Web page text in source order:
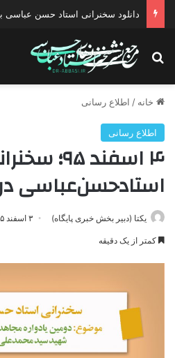
دانلود سخنرانی استاد حسن عباسی با
جستجو برای
خانه / اطلاع رسانی
اطلاع رسانی
۴ اسفند ۹۵؛
استاد‌حسن‌عباسی
یکتا (دبیر بخش خبری پایگاه) ۳ اسفند ۱۳۹۵
کمتر از یک دقیقه